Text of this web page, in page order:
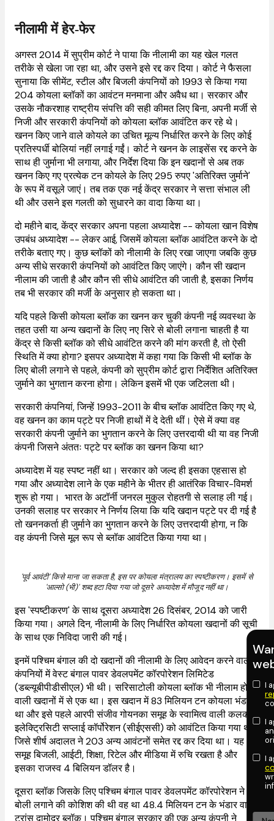
नीलामी में हेर-फेर
अगस्त 2014 में सुप्रीम कोर्ट ने पाया कि नीलामी का यह खेल गलत
तरीके से खेला जा रहा था, और उसने इसे रद्द कर दिया। कोर्ट ने फैसला
सुनाया कि सीमेंट, स्टील और बिजली कंपनियों को 1993 से किया गया
204 कोयला ब्लॉकों का आवंटन मनमाना और अवैध था। सरकार और
उसके नौकरशाह राष्ट्रीय संपत्ति की सही कीमत लिए बिना, अपनी मर्जी से
निजी और सरकारी कंपनियों को कोयला ब्लॉक आवंटित कर रहे थे।
खनन किए जाने वाले कोयले का उचित मूल्य निर्धारित करने के लिए कोई
प्रतिस्पर्धी बोलियां नहीं लगाई गईं। कोर्ट ने खनन के लाइसेंस रद्द करने के
साथ ही जुर्माना भी लगाया, और निर्देश दिया कि इन खदानों से अब तक
खनन किए गए प्रत्येक टन कोयले के लिए 295 रुपए 'अतिरिक्त जुर्माने'
के रूप में वसूले जाएं। तब तक एक नई केंद्र सरकार ने सत्ता संभाल ली
थी और उसने इस गलती को सुधारने का वादा किया था।
दो महीने बाद, केंद्र सरकार अपना पहला अध्यादेश -- कोयला खान विशेष
उपबंध अध्यादेश -- लेकर आई, जिसमें कोयला ब्लॉक आवंटित करने के दो
तरीके बताए गए। कुछ ब्लॉकों को नीलामी के लिए रखा जाएगा जबकि कुछ
अन्य सीधे सरकारी कंपनियों को आवंटित किए जाएंगे। कौन सी खदान
नीलाम की जाती है और कौन सी सीधे आवंटित की जाती है, इसका निर्णय
तब भी सरकार की मर्जी के अनुसार हो सकता था।
यदि पहले किसी कोयला ब्लॉक का खनन कर चुकी कंपनी नई व्यवस्था के
तहत उसी या अन्य खदानों के लिए नए सिरे से बोली लगाना चाहती है या
केंद्र से किसी ब्लॉक को सीधे आवंटित करने की मांग करती है, तो ऐसी
स्थिति में क्या होगा? इसपर अध्यादेश में कहा गया कि किसी भी ब्लॉक के
लिए बोली लगाने से पहले, कंपनी को सुप्रीम कोर्ट द्वारा निर्देशित अतिरिक्त
जुर्माने का भुगतान करना होगा। लेकिन इसमें भी एक जटिलता थी।
सरकारी कंपनियां, जिन्हें 1993-2011 के बीच ब्लॉक आवंटित किए गए थे,
वह खनन का काम पट्टे पर निजी हाथों में दे देती थीं। ऐसे में क्या वह
सरकारी कंपनी जुर्माने का भुगतान करने के लिए उत्तरदायी थी या वह निजी
कंपनी जिसने अंततः पट्टे पर ब्लॉक का खनन किया था?
अध्यादेश में यह स्पष्ट नहीं था। सरकार को जल्द ही इसका एहसास हो
गया और अध्यादेश लाने के एक महीने के भीतर ही आतंरिक विचार-विमर्श
शुरू हो गया। भारत के अटॉर्नी जनरल मुकुल रोहतगी से सलाह ली गई।
उनकी सलाह पर सरकार ने निर्णय लिया कि यदि खदान पट्टे पर दी गई है
तो खननकर्ता ही जुर्माने का भुगतान करने के लिए उत्तरदायी होगा, न कि
वह कंपनी जिसे मूल रूप से ब्लॉक आवंटित किया गया था।
'पूर्व आवंटी' किसे माना जा सकता है, इस पर कोयला मंत्रालय का स्पष्टीकरण। इसमें से
'आल्सो (भी)' शब्द हटा दिया गया जो दूसरे अध्यादेश में मौजूद नहीं था।
इस 'स्पष्टीकरण' के साथ दूसरा अध्यादेश 26 दिसंबर, 2014 को जारी
किया गया। अगले दिन, नीलामी के लिए निर्धारित कोयला खदानों की सूची
के साथ एक निविदा जारी की गई।
इनमें पश्चिम बंगाल की दो खदानों की नीलामी के लिए आवेदन करने वाली
कंपनियों में वेस्ट बंगाल पावर डेवलपमेंट कॉरपोरेशन लिमिटेड
(डब्ल्यूबीपीडीसीएल) भी थी। सरिसाटोली कोयला ब्लॉक भी नीलाम होने
वाली खदानों में से एक था। इस खदान में 83 मिलियन टन कोयला भंडार
था और इसे पहले आरपी संजीव गोयनका समूह के स्वामित्व वाली कलकत्ता
इलेक्ट्रिसिटी सप्लाई कॉर्पोरेशन (सीईएससी) को आवंटित किया गया था,
जिसे शीर्ष अदालत ने 203 अन्य आवंटनों समेत रद्द कर दिया था। यह
समूह बिजली, आईटी, शिक्षा, रिटेल और मीडिया में रुचि रखता है और
इसका राजस्व 4 बिलियन डॉलर है।
दूसरा ब्लॉक जिसके लिए पश्चिम बंगाल पावर डेवलपमेंट कॉरपोरेशन ने
बोली लगाने की कोशिश की थी वह था 48.4 मिलियन टन के भंडार वाला
I
I
I